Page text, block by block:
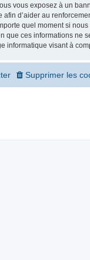
vous exposez à un
d’aider au
quel moment si
que ces informations ne
informatique visant à
Supprimer les